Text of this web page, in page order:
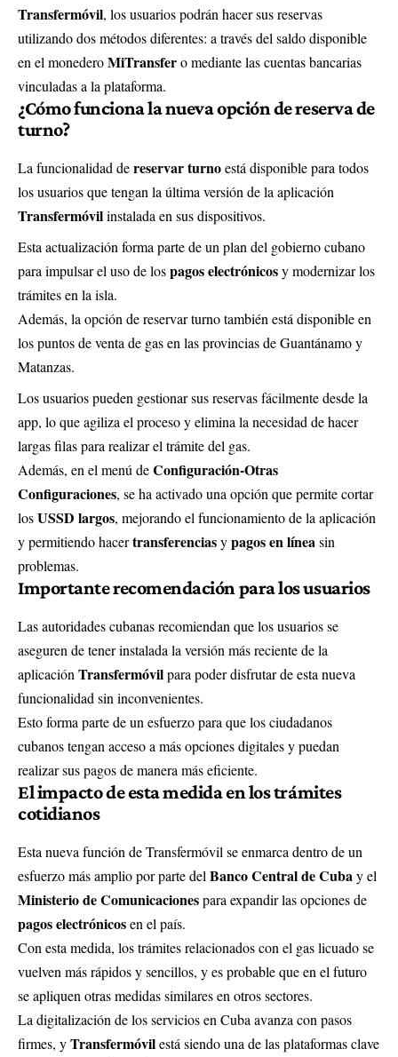
Transfermóvil, los usuarios podrán hacer sus reservas
utilizando dos métodos diferentes: a través del saldo disponible
en el monederoMiTransfero mediante las cuentas bancarias
vinculadas a la plataforma.
¿Cómo funciona la nueva opción de reserva de
turno?
La funcionalidad dereservar turnoestá disponible para todos
los usuarios que tengan la última versión de la aplicación
Transfermóvilinstalada en sus dispositivos.
Esta actualización forma parte de un plan del gobierno cubano
para impulsar el uso de lospagos electrónicosy modernizar los
trámites en la isla.
Además, la opción de reservar turno también está disponible en
los puntos de venta de gas en las provincias de Guantánamo y
Matanzas.
Los usuarios pueden gestionar sus reservas fácilmente desde la
app, lo que agiliza el proceso y elimina la necesidad de hacer
largas filas para realizar el trámite del gas.
Además, en el menú deConfiguración-Otras
Configuraciones, se ha activado una opción que permite cortar
losUSSD largos, mejorando el funcionamiento de la aplicación
y permitiendo hacertransferenciasypagos en líneasin
problemas.
Importante recomendación para los usuarios
Las autoridades cubanas recomiendan que los usuarios se
aseguren de tener instalada la versión más reciente de la
aplicación Transfermóvilpara poder disfrutar de esta nueva
funcionalidad sin inconvenientes.
Esto forma parte de un esfuerzo para que los ciudadanos
cubanos tengan acceso a más opciones digitales y puedan
realizar sus pagos de manera más eficiente.
El impacto de esta medida en los trámites
cotidianos
Esta nueva función de Transfermóvil se enmarca dentro de un
esfuerzo más amplio por parte delBanco Central de Cubay el
Ministerio de Comunicacionespara expandir las opciones de
pagos electrónicosen el país.
Con esta medida, los trámites relacionados con el gas licuado se
vuelven más rápidos y sencillos, y es probable que en el futuro
se apliquen otras medidas similares en otros sectores.
La digitalización de los servicios en Cuba avanza con pasos
firmes, yTransfermóvilestá siendo una de las plataformas clave